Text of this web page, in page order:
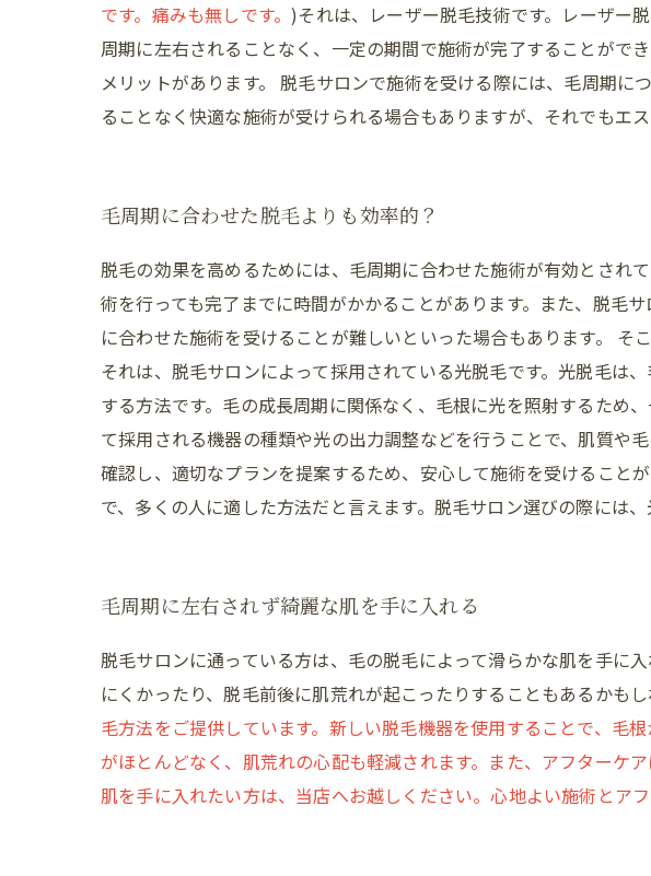
です。痛みも無しです。)それは、レーザー脱毛技術です。レーザー
周期に左右されることなく、一定の期間で施術が完了することがで
メリットがあります。 脱毛サロンで施術を受ける際には、毛周期
ることなく快適な施術が受けられる場合もありますが、それでもエ
毛周期に合わせた脱毛よりも効率的？
脱毛の効果を高めるためには、毛周期に合わせた施術が有効とされ
術を行っても完了までに時間がかかることがあります。また、脱毛
に合わせた施術を受けることが難しいといった場合もあります。 そ
それは、脱毛サロンによって採用されている光脱毛です。光脱毛は
する方法です。毛の成長周期に関係なく、毛根に光を照射するため
て採用される機器の種類や光の出力調整などを行うことで、肌質や
確認し、適切なプランを提案するため、安心して施術を受けること
で、多くの人に適した方法だと言えます。脱毛サロン選びの際には
毛周期に左右されず綺麗な肌を手に入れる
脱毛サロンに通っている方は、毛の脱毛によって滑らかな肌を手に
にくかったり、脱毛前後に肌荒れが起こったりすることもあるかもし
毛方法をご提供しています。新しい脱毛機器を使用することで、毛
がほとんどなく、肌荒れの心配も軽減されます。また、アフターケ
肌を手に入れたい方は、当店へお越しください。心地よい施術とア